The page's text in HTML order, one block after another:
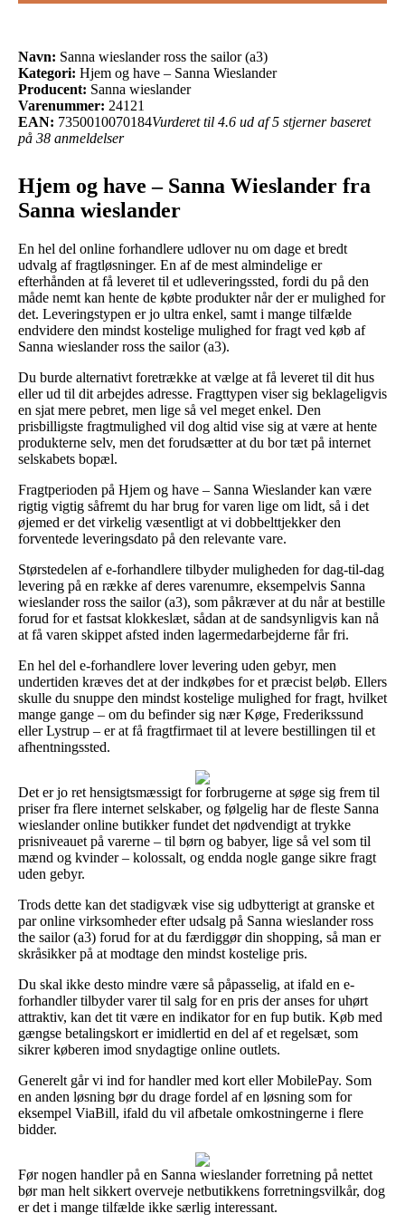
Navn: Sanna wieslander ross the sailor (a3)
Kategori: Hjem og have – Sanna Wieslander
Producent: Sanna wieslander
Varenummer: 24121
EAN: 7350010070184Vurderet til 4.6 ud af 5 stjerner baseret
på 38 anmeldelser
Hjem og have – Sanna Wieslander fra
Sanna wieslander
En hel del online forhandlere udlover nu om dage et bredt
udvalg af fragtløsninger. En af de mest almindelige er
efterhånden at få leveret til et udleveringssted, fordi du på den
måde nemt kan hente de købte produkter når der er mulighed for
det. Leveringstypen er jo ultra enkel, samt i mange tilfælde
endvidere den mindst kostelige mulighed for fragt ved køb af
Sanna wieslander ross the sailor (a3).
Du burde alternativt foretrække at vælge at få leveret til dit hus
eller ud til dit arbejdes adresse. Fragttypen viser sig beklageligvis
en sjat mere pebret, men lige så vel meget enkel. Den
prisbilligste fragtmulighed vil dog altid vise sig at være at hente
produkterne selv, men det forudsætter at du bor tæt på internet
selskabets bopæl.
Fragtperioden på Hjem og have – Sanna Wieslander kan være
rigtig vigtig såfremt du har brug for varen lige om lidt, så i det
øjemed er det virkelig væsentligt at vi dobbelttjekker den
forventede leveringsdato på den relevante vare.
Størstedelen af e-forhandlere tilbyder muligheden for dag-til-dag
levering på en række af deres varenumre, eksempelvis Sanna
wieslander ross the sailor (a3), som påkræver at du når at bestille
forud for et fastsat klokkeslæt, sådan at de sandsynligvis kan nå
at få varen skippet afsted inden lagermedarbejderne får fri.
En hel del e-forhandlere lover levering uden gebyr, men
undertiden kræves det at der indkøbes for et præcist beløb. Ellers
skulle du snuppe den mindst kostelige mulighed for fragt, hvilket
mange gange – om du befinder sig nær Køge, Frederikssund
eller Lystrup – er at få fragtfirmaet til at levere bestillingen til et
afhentningssted.
Det er jo ret hensigtsmæssigt for forbrugerne at søge sig frem til
priser fra flere internet selskaber, og følgelig har de fleste Sanna
wieslander online butikker fundet det nødvendigt at trykke
prisniveauet på varerne – til børn og babyer, lige så vel som til
mænd og kvinder – kolossalt, og endda nogle gange sikre fragt
uden gebyr.
Trods dette kan det stadigvæk vise sig udbytterigt at granske et
par online virksomheder efter udsalg på Sanna wieslander ross
the sailor (a3) forud for at du færdiggør din shopping, så man er
skråsikker på at modtage den mindst kostelige pris.
Du skal ikke desto mindre være så påpasselig, at ifald en e-
forhandler tilbyder varer til salg for en pris der anses for uhørt
attraktiv, kan det tit være en indikator for en fup butik. Køb med
gængse betalingskort er imidlertid en del af et regelsæt, som
sikrer køberen imod snydagtige online outlets.
Generelt går vi ind for handler med kort eller MobilePay. Som
en anden løsning bør du drage fordel af en løsning som for
eksempel ViaBill, ifald du vil afbetale omkostningerne i flere
bidder.
Før nogen handler på en Sanna wieslander forretning på nettet
bør man helt sikkert overveje netbutikkens forretningsvilkår, dog
er det i mange tilfælde ikke særlig interessant.